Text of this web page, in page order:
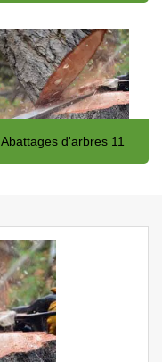
Abattages d'arbres 11